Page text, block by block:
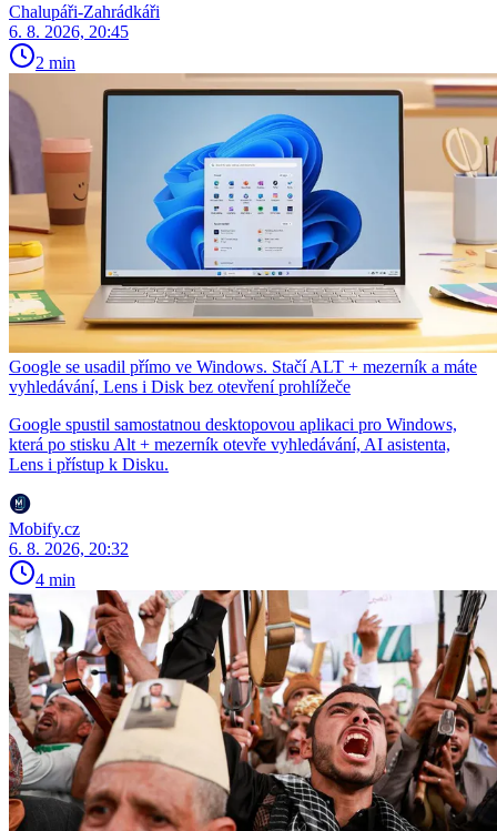
Chalupáři-Zahrádkáři
6. 8. 2026, 20:45
2 min
Google se usadil přímo ve Windows. Stačí ALT + mezerník a máte
vyhledávání, Lens i Disk bez otevření prohlížeče
Google spustil samostatnou desktopovou aplikaci pro Windows,
která po stisku Alt + mezerník otevře vyhledávání, AI asistenta,
Lens i přístup k Disku.
Mobify.cz
6. 8. 2026, 20:32
4 min